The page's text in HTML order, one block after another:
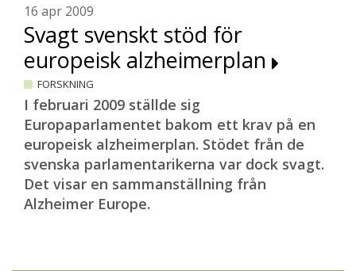
16 apr 2009
Svagt svenskt stöd för
europeisk alzheimerplan
FORSKNING
I februari 2009 ställde sig
Europaparlamentet bakom ett krav på en
europeisk alzheimerplan. Stödet från de
svenska parlamentarikerna var dock svagt.
Det visar en sammanställning från
Alzheimer Europe.